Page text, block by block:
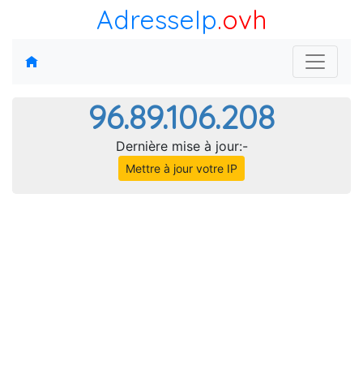
AdresseIp.ovh
96.89.106.208
Dernière mise à jour:-
Mettre à jour votre IP